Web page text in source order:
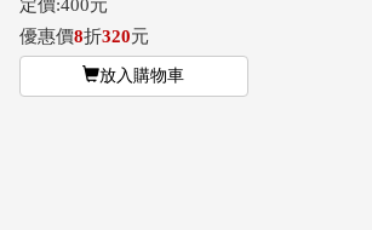
定價:400元
優惠價8折320元
放入購物車